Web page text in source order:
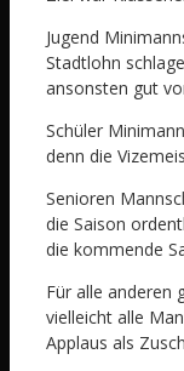
Jugend
Stadtlohn
ansonsten gut
Schüler
denn die
Senioren
die Saison
die kommende
Für alle anderen
vielleicht alle
Applaus als